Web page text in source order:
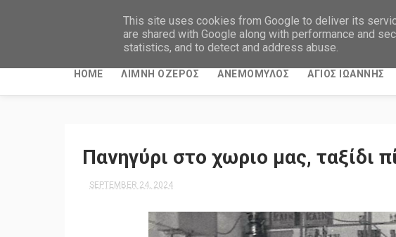
HOME ΛΙΜΝΗ ΟΖΕΡΟΣ ΑΝΕΜΟΜΥΛΟΣ ΑΓΙΟΣ ΙΩΑΝΝΗΣ
Πανηγύρι στο χωριο μας, ταξίδι
SEPTEMBER 24, 2024
This site uses cookies from Google to deliver its
are shared with Google along with performance and
statistics, and to detect and address abuse.